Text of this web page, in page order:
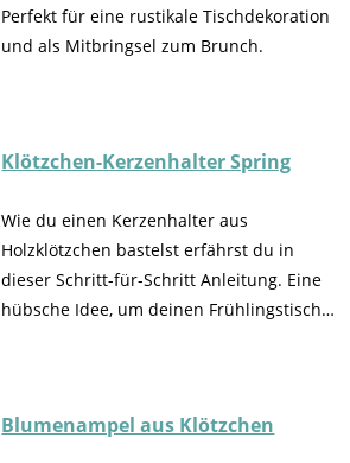
Perfekt für eine rustikale Tischdekoration
und als Mitbringsel zum Brunch.
Klötzchen-Kerzenhalter Spring
Wie du einen Kerzenhalter aus
Holzklötzchen bastelst erfährst du in
dieser Schritt-für-Schritt Anleitung. Eine
hübsche Idee, um deinen Frühlingstisch
Blumenampel aus Klötzchen